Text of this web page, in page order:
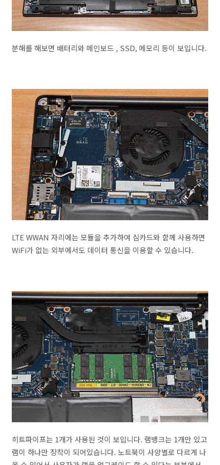
분해를 해보면 배터리와 메인보드 , SSD, 메모리 등이 보입니다.
LTE WWAN 자리에는 모듈을 추가하여 심카드와 함께 사용하면
WiFi가 없는 외부에서도 데이터 통신을 이용할 수 있습니다.
히트파이프는 1개가 사용된 것이 보입니다. 램뱅크는 1개만 있고
램이 하나만 장착이 되어있습니다. 노트북이 사양별로 다르게 나